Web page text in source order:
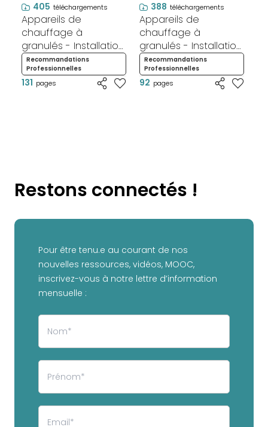
405 téléchargements
Appareils de
chauffage à
granulés - Installation
et mise en service -
Rénovation
Recommandations
Professionnelles
131 pages
388 téléchargements
Appareils de
chauffage à
granulés - Installation
et mise en service -
Neuf
Recommandations
Professionnelles
92 pages
Restons connectés !
Pour être tenu.e au courant de nos
nouvelles ressources, vidéos, MOOC,
inscrivez-vous à notre lettre d’information
mensuelle :